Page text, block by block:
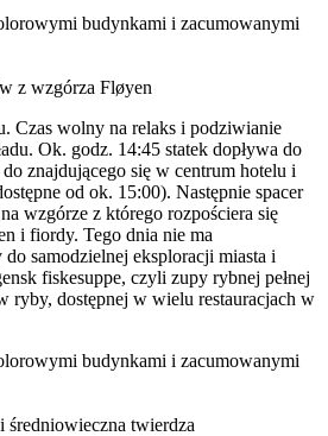
z wzgórza Fløyen
Czas wolny na relaks i podziwianie
Ok. godz. 14:45 statek dopływa do
znajdującego się w centrum hotelu i
od ok. 15:00). Następnie spacer
wzgórze z którego rozpościera się
i fiordy. Tego dnia nie ma
samodzielnej eksploracji miasta i
fiskesuppe, czyli zupy rybnej pełnej
ryby, dostępnej w wielu restauracjach w
twierdza